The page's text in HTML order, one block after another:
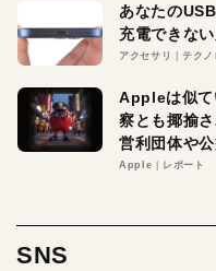
あなたの
充電できな
アクセサリ テクノ
Appleは似て
察とも揶揄
営利団体や
る理由とは
Apple レポート
SNS